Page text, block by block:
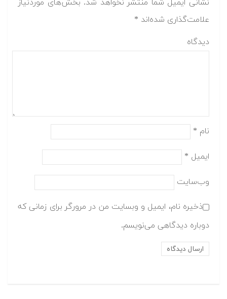
نشانی ایمیل شما منتشر نخواهد شد. بخش‌های موردنیاز
علامت‌گذاری شده‌اند *
دیدگاه
نام *
ایمیل *
وب‌سایت
ذخیره نام، ایمیل و وبسایت من در مرورگر برای زمانی که
دوباره دیدگاهی می‌نویسم.